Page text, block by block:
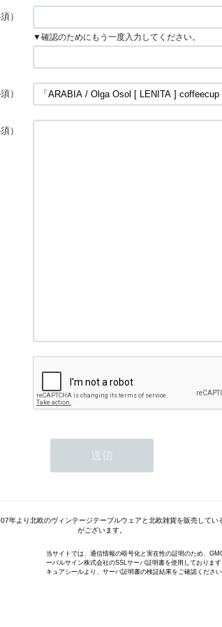
）
▼確認のためにもう一度入力してください。
）
）
年より北欧のヴィンテージテーブルウェアと北欧雑貨を販売して
がございます。
当サイトでは、通信情報の暗号化と実在性の証明のため、
ーバルサイン株式会社のSSLサーバ証明書を使用しておりま
キュアシールより、サーバ証明書の検証結果をご確認ください